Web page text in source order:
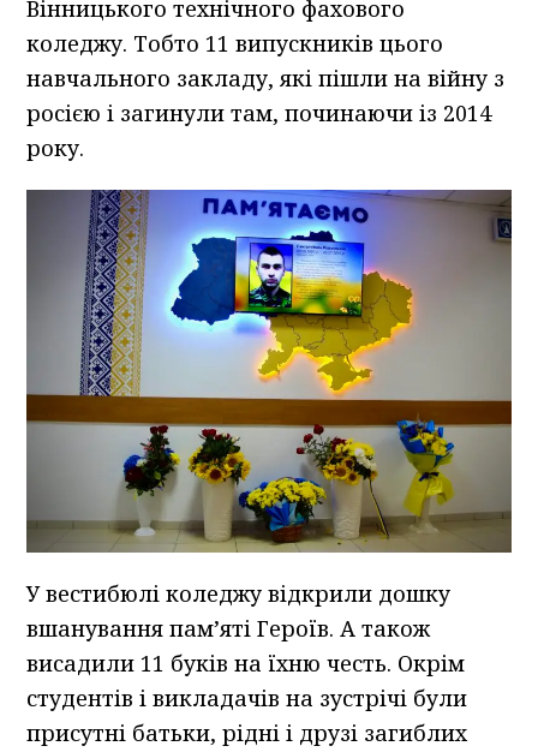
Вінницького технічного фахового
коледжу. Тобто 11 випускників цього
навчального закладу, які пішли на війну з
росією і загинули там, починаючи із 2014
року.
У вестибюлі коледжу відкрили дошку
вшанування пам’яті Героїв. А також
висадили 11 буків на їхню честь. Окрім
студентів і викладачів на зустрічі були
присутні батьки, рідні і друзі загиблих